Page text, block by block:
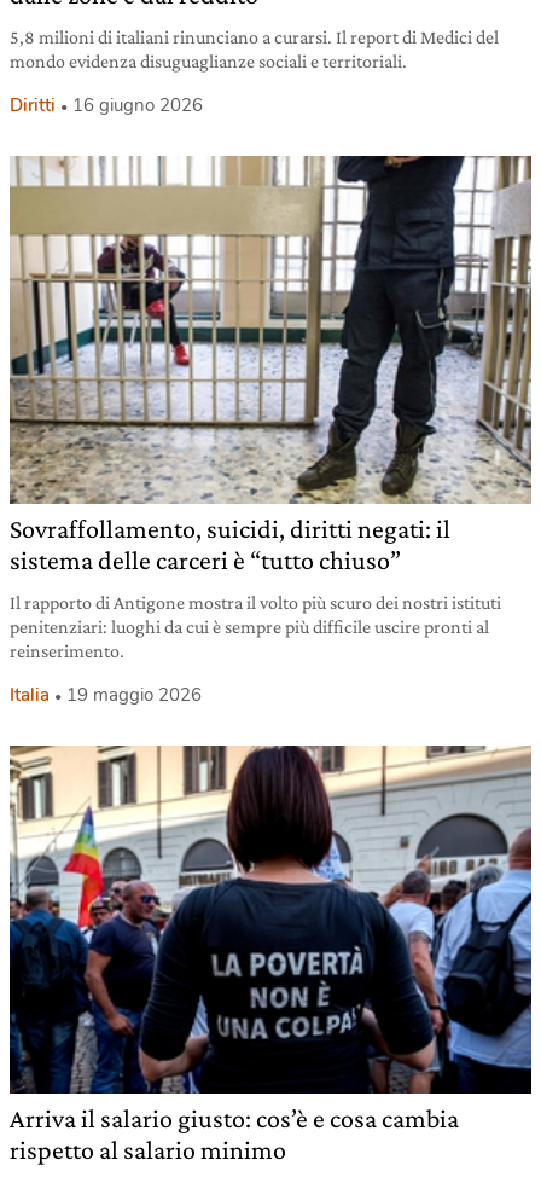
5,8 milioni di italiani rinunciano a curarsi. Il report di Medici del
mondo evidenza disuguaglianze sociali e territoriali.
Diritti 16 giugno 2026
Sovraffollamento, suicidi, diritti negati: il
sistema delle carceri è “tutto chiuso”
Il rapporto di Antigone mostra il volto più scuro dei nostri istituti
penitenziari: luoghi da cui è sempre più difficile uscire pronti al
reinserimento.
Italia 19 maggio 2026
Arriva il salario giusto: cos’è e cosa cambia
rispetto al salario minimo